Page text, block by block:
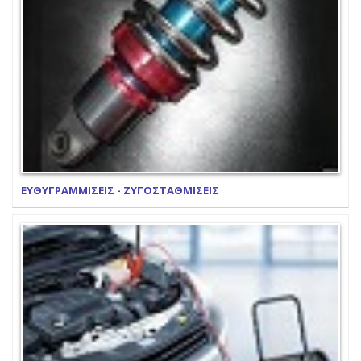
ΕΥΘΥΓΡΑΜΜΙΣΕΙΣ - ΖΥΓΟΣΤΑΘΜΙΣΕΙΣ